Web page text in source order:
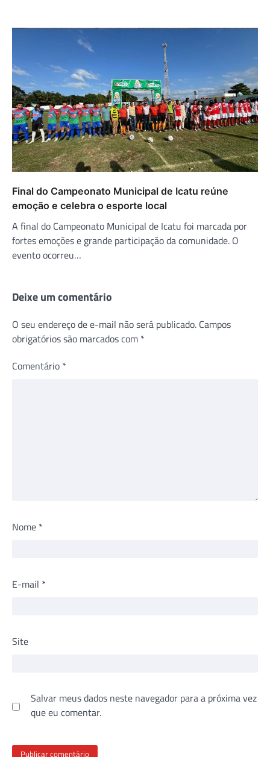
Final do Campeonato Municipal de Icatu reúne
emoção e celebra o esporte local
A final do Campeonato Municipal de Icatu foi marcada por
fortes emoções e grande participação da comunidade. O
evento ocorreu…
Deixe um comentário
O seu endereço de e-mail não será publicado. Campos
obrigatórios são marcados com *
Comentário *
Nome *
E-mail *
Site
Salvar meus dados neste navegador para a próxima vez
que eu comentar.